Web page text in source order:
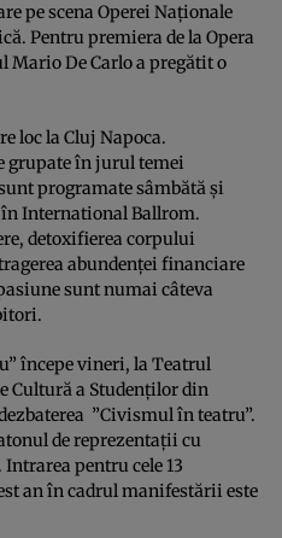
pe scena Operei Naţionale
Pentru premiera de la Opera
De Carlo a pregătit o
loc la Cluj Napoca.
grupate în jurul temei
programate sâmbătă şi
în International Ballrom.
detoxifierea corpului
abundenţei financiare
sunt numai câteva
începe vineri, la Teatrul
Cultură a Studenţilor din
”Civismul în teatru”.
de reprezentaţii cu
Intrarea pentru cele 13
an în cadrul manifestării este